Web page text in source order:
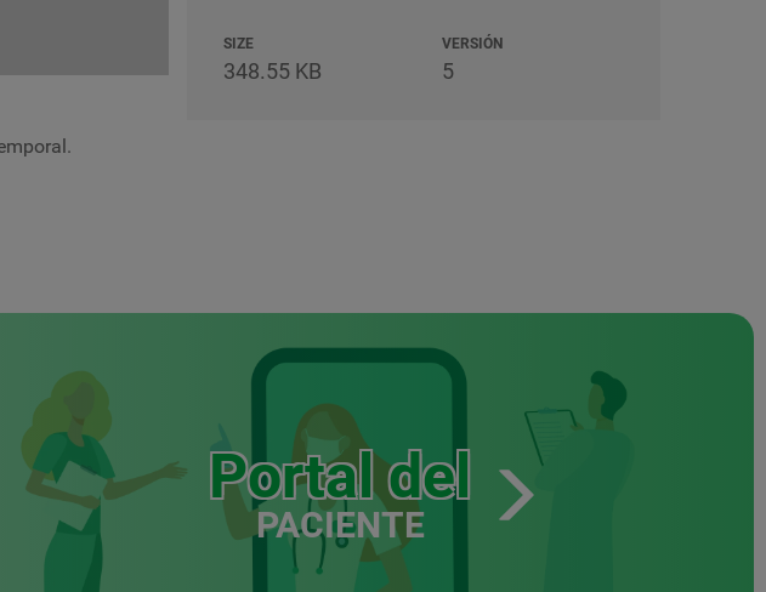
SIZE
348.55 KB
VERSIÓN
5
Portal del
PACIENTE